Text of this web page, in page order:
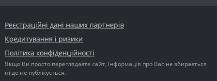
Реєстраційні дані наших партнерів
Кредитування і ризики
Політика конфіденційності
Якщо Ви просто переглядаєте сайт, інформація про Вас не збирається і
ні де не публікується.